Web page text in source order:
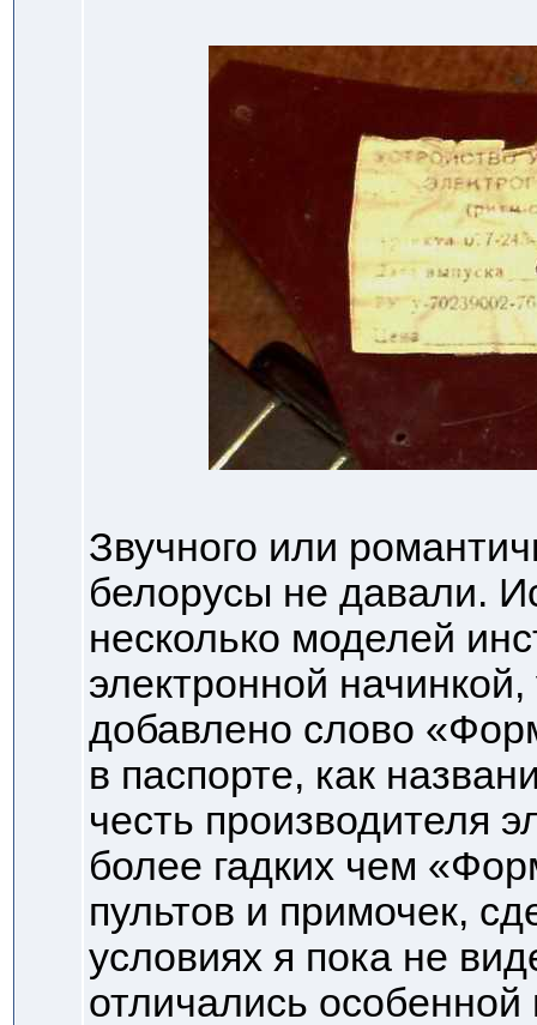
Звучного или
белорусы не давали.
несколько моделей
электронной начинкой,
добавлено слово
в паспорте, как
честь производителя
более гадких чем
пультов и примочек,
условиях я пока не
отличались